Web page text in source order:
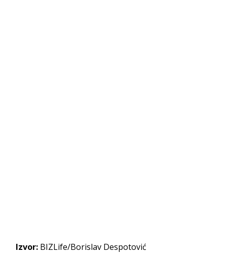
Izvor: BIZLife/Borislav Despotović